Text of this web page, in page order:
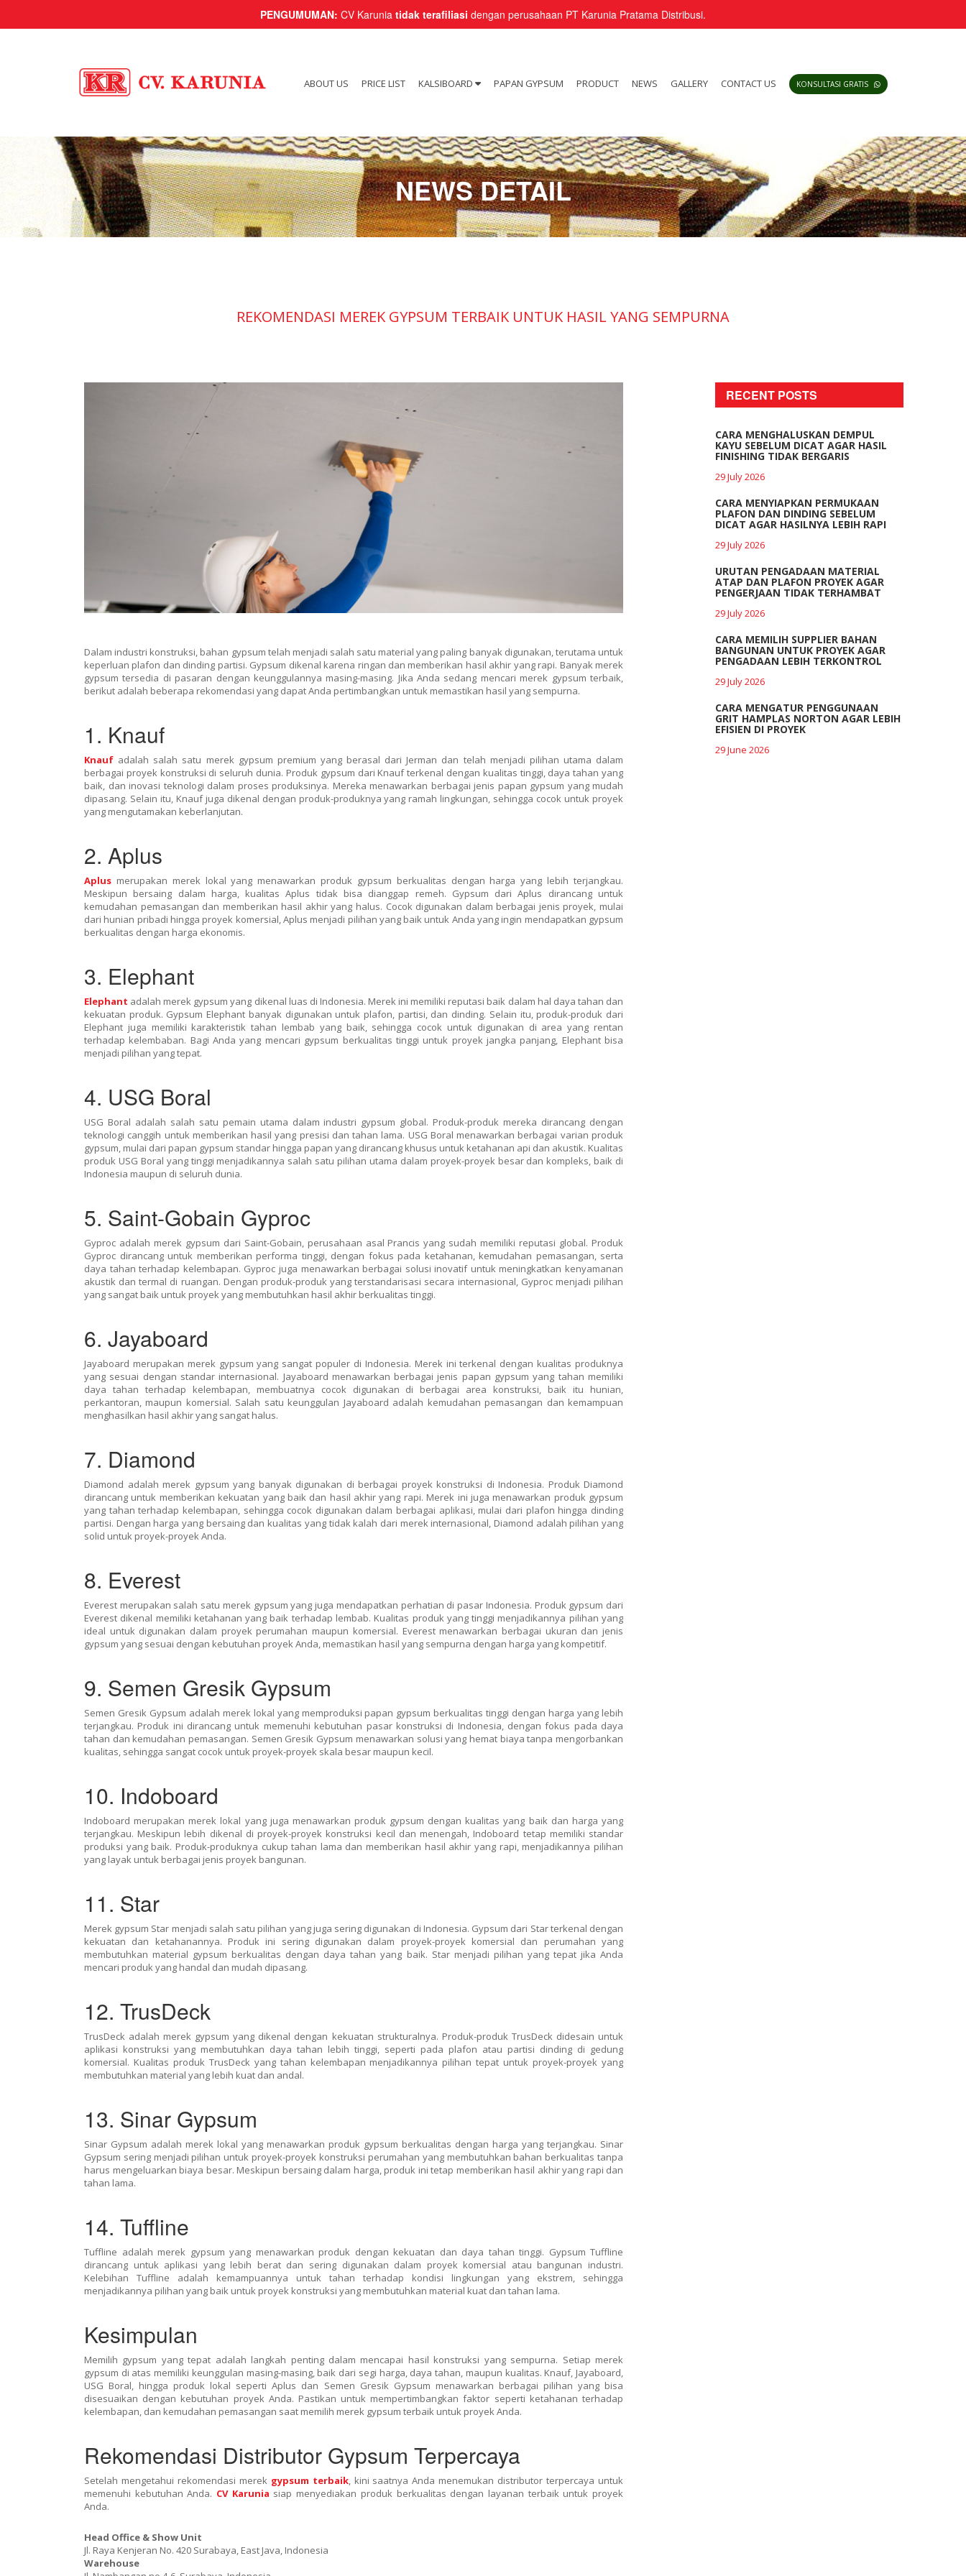
PENGUMUMAN: CV Karunia tidak terafiliasi dengan perusahaan PT Karunia Pratama Distribusi.
ABOUT US PRICE LIST KALSIBOARD PAPAN GYPSUM PRODUCT NEWS GALLERY CONTACT US KONSULTASI GRATIS
NEWS DETAIL
REKOMENDASI MEREK GYPSUM TERBAIK UNTUK HASIL YANG SEMPURNA
Dalam industri konstruksi, bahan gypsum telah menjadi salah satu material yang paling banyak digunakan, terutama untuk
keperluan plafon dan dinding partisi. Gypsum dikenal karena ringan dan memberikan hasil akhir yang rapi. Banyak merek
gypsum tersedia di pasaran dengan keunggulannya masing-masing. Jika Anda sedang mencari merek gypsum terbaik,
berikut adalah beberapa rekomendasi yang dapat Anda pertimbangkan untuk memastikan hasil yang sempurna.
1. Knauf
Knauf adalah salah satu merek gypsum premium yang berasal dari Jerman dan telah menjadi pilihan utama dalam
berbagai proyek konstruksi di seluruh dunia. Produk gypsum dari Knauf terkenal dengan kualitas tinggi, daya tahan yang
baik, dan inovasi teknologi dalam proses produksinya. Mereka menawarkan berbagai jenis papan gypsum yang mudah
dipasang. Selain itu, Knauf juga dikenal dengan produk-produknya yang ramah lingkungan, sehingga cocok untuk proyek
yang mengutamakan keberlanjutan.
2. Aplus
Aplus merupakan merek lokal yang menawarkan produk gypsum berkualitas dengan harga yang lebih terjangkau.
Meskipun bersaing dalam harga, kualitas Aplus tidak bisa dianggap remeh. Gypsum dari Aplus dirancang untuk
kemudahan pemasangan dan memberikan hasil akhir yang halus. Cocok digunakan dalam berbagai jenis proyek, mulai
dari hunian pribadi hingga proyek komersial, Aplus menjadi pilihan yang baik untuk Anda yang ingin mendapatkan gypsum
berkualitas dengan harga ekonomis.
3. Elephant
Elephant adalah merek gypsum yang dikenal luas di Indonesia. Merek ini memiliki reputasi baik dalam hal daya tahan dan
kekuatan produk. Gypsum Elephant banyak digunakan untuk plafon, partisi, dan dinding. Selain itu, produk-produk dari
Elephant juga memiliki karakteristik tahan lembab yang baik, sehingga cocok untuk digunakan di area yang rentan
terhadap kelembaban. Bagi Anda yang mencari gypsum berkualitas tinggi untuk proyek jangka panjang, Elephant bisa
menjadi pilihan yang tepat.
4. USG Boral
USG Boral adalah salah satu pemain utama dalam industri gypsum global. Produk-produk mereka dirancang dengan
teknologi canggih untuk memberikan hasil yang presisi dan tahan lama. USG Boral menawarkan berbagai varian produk
gypsum, mulai dari papan gypsum standar hingga papan yang dirancang khusus untuk ketahanan api dan akustik. Kualitas
produk USG Boral yang tinggi menjadikannya salah satu pilihan utama dalam proyek-proyek besar dan kompleks, baik di
Indonesia maupun di seluruh dunia.
5. Saint-Gobain Gyproc
Gyproc adalah merek gypsum dari Saint-Gobain, perusahaan asal Prancis yang sudah memiliki reputasi global. Produk
Gyproc dirancang untuk memberikan performa tinggi, dengan fokus pada ketahanan, kemudahan pemasangan, serta
daya tahan terhadap kelembapan. Gyproc juga menawarkan berbagai solusi inovatif untuk meningkatkan kenyamanan
akustik dan termal di ruangan. Dengan produk-produk yang terstandarisasi secara internasional, Gyproc menjadi pilihan
yang sangat baik untuk proyek yang membutuhkan hasil akhir berkualitas tinggi.
6. Jayaboard
Jayaboard merupakan merek gypsum yang sangat populer di Indonesia. Merek ini terkenal dengan kualitas produknya
yang sesuai dengan standar internasional. Jayaboard menawarkan berbagai jenis papan gypsum yang tahan memiliki
daya tahan terhadap kelembapan, membuatnya cocok digunakan di berbagai area konstruksi, baik itu hunian,
perkantoran, maupun komersial. Salah satu keunggulan Jayaboard adalah kemudahan pemasangan dan kemampuan
menghasilkan hasil akhir yang sangat halus.
7. Diamond
Diamond adalah merek gypsum yang banyak digunakan di berbagai proyek konstruksi di Indonesia. Produk Diamond
dirancang untuk memberikan kekuatan yang baik dan hasil akhir yang rapi. Merek ini juga menawarkan produk gypsum
yang tahan terhadap kelembapan, sehingga cocok digunakan dalam berbagai aplikasi, mulai dari plafon hingga dinding
partisi. Dengan harga yang bersaing dan kualitas yang tidak kalah dari merek internasional, Diamond adalah pilihan yang
solid untuk proyek-proyek Anda.
8. Everest
Everest merupakan salah satu merek gypsum yang juga mendapatkan perhatian di pasar Indonesia. Produk gypsum dari
Everest dikenal memiliki ketahanan yang baik terhadap lembab. Kualitas produk yang tinggi menjadikannya pilihan yang
ideal untuk digunakan dalam proyek perumahan maupun komersial. Everest menawarkan berbagai ukuran dan jenis
gypsum yang sesuai dengan kebutuhan proyek Anda, memastikan hasil yang sempurna dengan harga yang kompetitif.
9. Semen Gresik Gypsum
Semen Gresik Gypsum adalah merek lokal yang memproduksi papan gypsum berkualitas tinggi dengan harga yang lebih
terjangkau. Produk ini dirancang untuk memenuhi kebutuhan pasar konstruksi di Indonesia, dengan fokus pada daya
tahan dan kemudahan pemasangan. Semen Gresik Gypsum menawarkan solusi yang hemat biaya tanpa mengorbankan
kualitas, sehingga sangat cocok untuk proyek-proyek skala besar maupun kecil.
10. Indoboard
Indoboard merupakan merek lokal yang juga menawarkan produk gypsum dengan kualitas yang baik dan harga yang
terjangkau. Meskipun lebih dikenal di proyek-proyek konstruksi kecil dan menengah, Indoboard tetap memiliki standar
produksi yang baik. Produk-produknya cukup tahan lama dan memberikan hasil akhir yang rapi, menjadikannya pilihan
yang layak untuk berbagai jenis proyek bangunan.
11. Star
Merek gypsum Star menjadi salah satu pilihan yang juga sering digunakan di Indonesia. Gypsum dari Star terkenal dengan
kekuatan dan ketahanannya. Produk ini sering digunakan dalam proyek-proyek komersial dan perumahan yang
membutuhkan material gypsum berkualitas dengan daya tahan yang baik. Star menjadi pilihan yang tepat jika Anda
mencari produk yang handal dan mudah dipasang.
12. TrusDeck
TrusDeck adalah merek gypsum yang dikenal dengan kekuatan strukturalnya. Produk-produk TrusDeck didesain untuk
aplikasi konstruksi yang membutuhkan daya tahan lebih tinggi, seperti pada plafon atau partisi dinding di gedung
komersial. Kualitas produk TrusDeck yang tahan kelembapan menjadikannya pilihan tepat untuk proyek-proyek yang
membutuhkan material yang lebih kuat dan andal.
13. Sinar Gypsum
Sinar Gypsum adalah merek lokal yang menawarkan produk gypsum berkualitas dengan harga yang terjangkau. Sinar
Gypsum sering menjadi pilihan untuk proyek-proyek konstruksi perumahan yang membutuhkan bahan berkualitas tanpa
harus mengeluarkan biaya besar. Meskipun bersaing dalam harga, produk ini tetap memberikan hasil akhir yang rapi dan
tahan lama.
14. Tuffline
Tuffline adalah merek gypsum yang menawarkan produk dengan kekuatan dan daya tahan tinggi. Gypsum Tuffline
dirancang untuk aplikasi yang lebih berat dan sering digunakan dalam proyek komersial atau bangunan industri.
Kelebihan Tuffline adalah kemampuannya untuk tahan terhadap kondisi lingkungan yang ekstrem, sehingga
menjadikannya pilihan yang baik untuk proyek konstruksi yang membutuhkan material kuat dan tahan lama.
Kesimpulan
Memilih gypsum yang tepat adalah langkah penting dalam mencapai hasil konstruksi yang sempurna. Setiap merek
gypsum di atas memiliki keunggulan masing-masing, baik dari segi harga, daya tahan, maupun kualitas. Knauf, Jayaboard,
USG Boral, hingga produk lokal seperti Aplus dan Semen Gresik Gypsum menawarkan berbagai pilihan yang bisa
disesuaikan dengan kebutuhan proyek Anda. Pastikan untuk mempertimbangkan faktor seperti ketahanan terhadap
kelembapan, dan kemudahan pemasangan saat memilih merek gypsum terbaik untuk proyek Anda.
Rekomendasi Distributor Gypsum Terpercaya
Setelah mengetahui rekomendasi merek gypsum terbaik, kini saatnya Anda menemukan distributor terpercaya untuk
memenuhi kebutuhan Anda. CV Karunia siap menyediakan produk berkualitas dengan layanan terbaik untuk proyek
Anda.
Head Office & Show Unit
Jl. Raya Kenjeran No. 420 Surabaya, East Java, Indonesia
Warehouse
RECENT POSTS
CARA MENGHALUSKAN DEMPUL
KAYU SEBELUM DICAT AGAR HASIL
FINISHING TIDAK BERGARIS
29 July 2026
CARA MENYIAPKAN PERMUKAAN
PLAFON DAN DINDING SEBELUM
DICAT AGAR HASILNYA LEBIH RAPI
29 July 2026
URUTAN PENGADAAN MATERIAL
ATAP DAN PLAFON PROYEK AGAR
PENGERJAAN TIDAK TERHAMBAT
29 July 2026
CARA MEMILIH SUPPLIER BAHAN
BANGUNAN UNTUK PROYEK AGAR
PENGADAAN LEBIH TERKONTROL
29 July 2026
CARA MENGATUR PENGGUNAAN
GRIT HAMPLAS NORTON AGAR LEBIH
EFISIEN DI PROYEK
29 June 2026